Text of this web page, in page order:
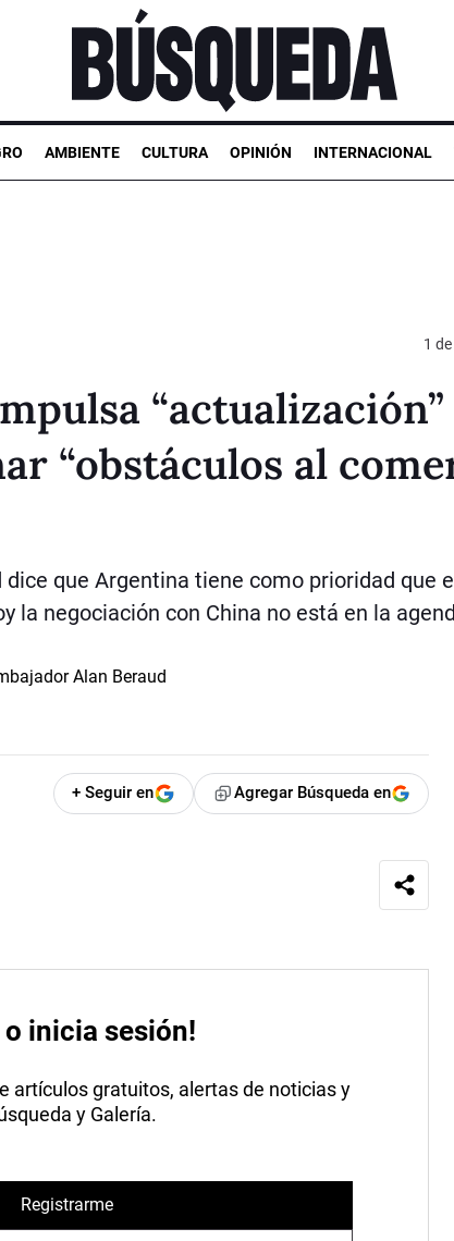
AMBIENTE CULTURA OPINIÓN INTERNACIONAL
1
“obstáculos al
que Argentina tiene como prioridad que
la negociación con China no está en la
+ Seguir en Agregar Búsqueda en
inicia sesión!
artículos gratuitos, alertas de noticias y
y Galería.
Registrarme